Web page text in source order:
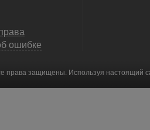
ошибке
права защищены. Используя настоящий